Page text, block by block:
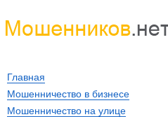
Главная
Мошенничество в бизнесе
Мошенничество на улице